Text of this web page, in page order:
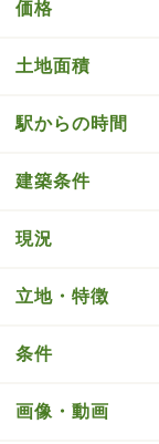
価格
土地面積
駅からの時間
建築条件
現況
立地・特徴
条件
画像・動画